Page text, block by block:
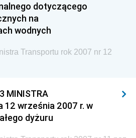
Urzędu Transportu
Ministra Przedsiębiorczości i
Inwestycji i Rozwoju
Ministra Finansów, Inwestycji i
dotyczącego
na
wodnych
Transportu rok 2007 nr 12
MINISTRA
12 września 2007 r. w
dyżuru